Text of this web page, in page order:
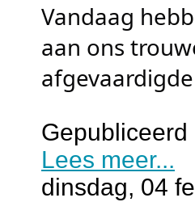
Vandaag
aan ons
Gepubliceerd
Lees meer...
dinsdag, 04